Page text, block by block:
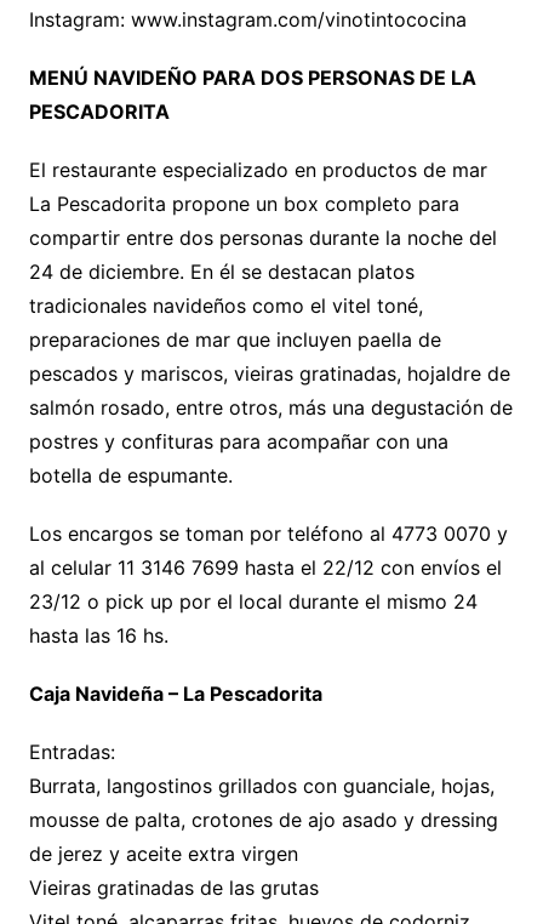
Instagram: www.instagram.com/vinotintococina
MENÚ NAVIDEÑO PARA DOS PERSONAS DE LA
PESCADORITA
El restaurante especializado en productos de mar
La Pescadorita propone un box completo para
compartir entre dos personas durante la noche del
24 de diciembre. En él se destacan platos
tradicionales navideños como el vitel toné,
preparaciones de mar que incluyen paella de
pescados y mariscos, vieiras gratinadas, hojaldre de
salmón rosado, entre otros, más una degustación de
postres y confituras para acompañar con una
botella de espumante.
Los encargos se toman por teléfono al 4773 0070 y
al celular 11 3146 7699 hasta el 22/12 con envíos el
23/12 o pick up por el local durante el mismo 24
hasta las 16 hs.
Caja Navideña – La Pescadorita
Entradas:
Burrata, langostinos grillados con guanciale, hojas,
mousse de palta, crotones de ajo asado y dressing
de jerez y aceite extra virgen
Vieiras gratinadas de las grutas